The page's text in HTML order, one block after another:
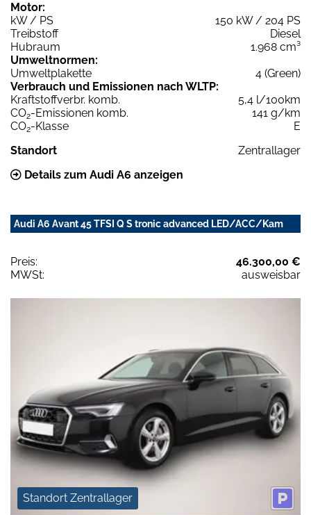
Motor:
kW / PS
150 kW / 204 PS
Treibstoff
Diesel
Hubraum
1.968 cm³
Umweltnormen:
Umweltplakette
4 (Green)
Verbrauch und Emissionen nach WLTP:
Kraftstoffverbr. komb.
5,4 l/100km
CO2-Emissionen komb.
141 g/km
CO2-Klasse
E
Standort
Zentrallager
Details zum Audi A6 anzeigen
Audi A6 Avant 45 TFSI Q S tronic advanced LED/ACC/Kam
Preis:
46.300,00 €
MWSt:
ausweisbar
Standort Zentrallager